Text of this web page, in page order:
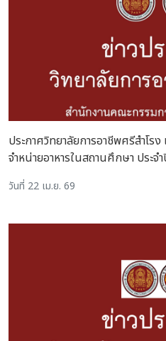
ประกาศวิทยาลัยการอาชีพศรีสำโรง
จำหน่ายอาหารในสถานศึกษา ประจ
วันที่ 22 เม.ย. 69